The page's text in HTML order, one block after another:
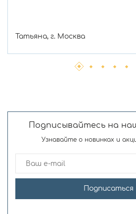
Татьяна, г. Москва
Подписывайтесь на
Узнавайте о новинках и
Подписаться